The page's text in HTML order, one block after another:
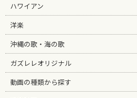
ハワイアン
洋楽
沖縄の歌・海の歌
ガズレレオリジナル
動画の種類から探す